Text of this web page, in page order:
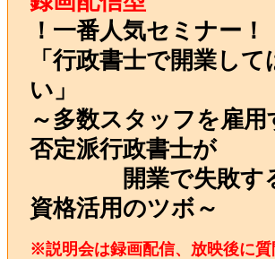
！一番人気セミナー！
「行政書士で開業し
い」
～多数スタッフを雇
否定派行政書士が
開業で失敗する
資格活用のツボ～
※説明会は録画配信、放映後に質